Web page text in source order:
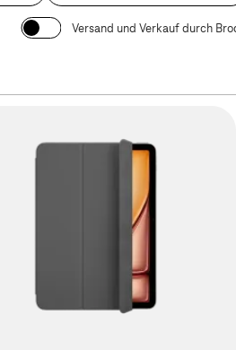
Versand und Verkauf durch